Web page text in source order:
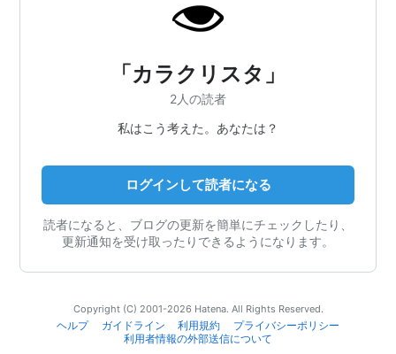
「カラクリスタ」
2人の読者
私はこう考えた。あなたは？
ログインして読者になる
読者になると、ブログの更新を簡単にチェックしたり、
更新通知を受け取ったりできるようになります。
Copyright (C) 2001-2026 Hatena. All Rights Reserved.
ヘルプ
ガイドライン 利用規約
プライバシーポリシー
利用者情報の外部送信について